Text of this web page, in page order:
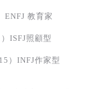
ENFJ 教育家
ISFJ照顧型
）INFJ作家型